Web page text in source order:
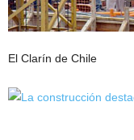
El Clarín de Chile